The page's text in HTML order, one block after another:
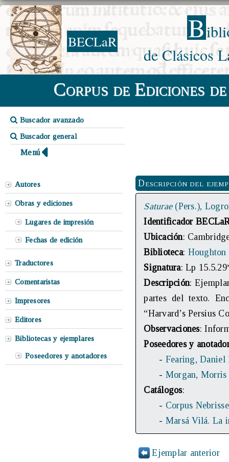
BECLaR B
de Clásicos
Corpus de Ediciones
Buscador avanzado
Buscador general
Menú
Autores
Obras y ediciones
Lugares de impresión
Fechas de edición
Traductores
Comentaristas
Impresores
Editores
Bibliotecas y ejemplares
Poseedores y anotadores
Descripción del
Saturae(Pers.),
Identificador
Ubicación:
Biblioteca:
Signatura: Lp
Descripción:
partes del texto.
“Harvard’s Persius
Observaciones:
Poseedores y
- Fearing, Daniel
- Morgan, Morris
Catálogos:
- Corpus
- Marsá Vilá. La
Ejemplar anterior